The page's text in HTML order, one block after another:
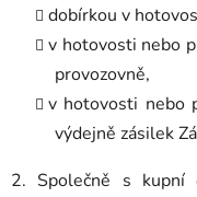
dobírkou v
v hotovosti nebo
provozovně,
v hotovosti nebo
výdejně zásilek
2. Společně s kupní